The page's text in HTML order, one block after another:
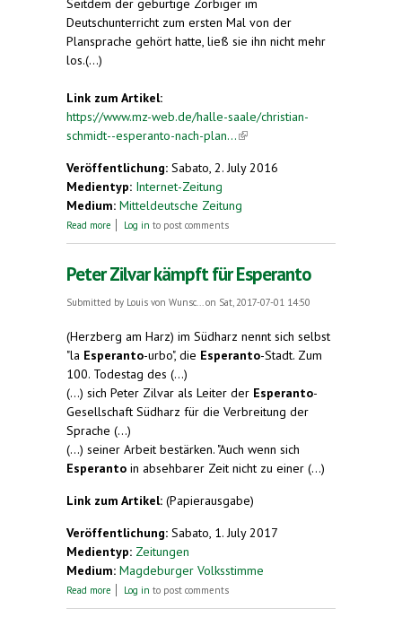
Seitdem der gebürtige Zörbiger im
Deutschunterricht zum ersten Mal von der
Plansprache gehört hatte, ließ sie ihn nicht mehr
los.(...)
Link zum Artikel:
https://www.mz-web.de/halle-saale/christian-
schmidt--esperanto-nach-plan...(link is external)
Veröffentlichung: Sabato, 2. July 2016
Medientyp: Internet-Zeitung
Medium: Mitteldeutsche Zeitung
Read more about Christian Schmidt – Esperanto nach Plan
Log in to post comments
Peter Zilvar kämpft für Esperanto
Submitted by Louis von Wunsc...on Sat, 2017-07-01 14:50
(Herzberg am Harz) im Südharz nennt sich selbst
"la Esperanto-urbo", die Esperanto-Stadt. Zum
100. Todestag des (...)
(...) sich Peter Zilvar als Leiter der Esperanto-
Gesellschaft Südharz für die Verbreitung der
Sprache (...)
(...) seiner Arbeit bestärken. "Auch wenn sich
Esperanto in absehbarer Zeit nicht zu einer (...)
Link zum Artikel: (Papierausgabe)
Veröffentlichung: Sabato, 1. July 2017
Medientyp: Zeitungen
Medium: Magdeburger Volksstimme
Read more about Peter Zilvar kämpft für Esperanto
Log in to post comments